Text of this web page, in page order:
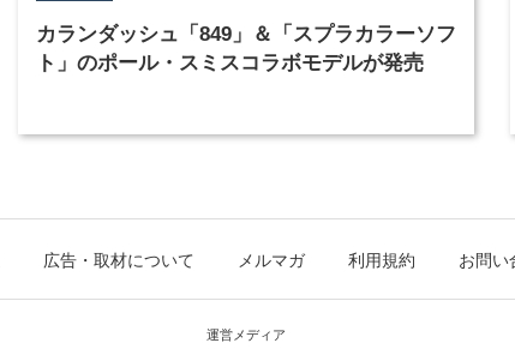
カランダッシュ「849」＆「スプラカラーソフ
ト」のポール・スミスコラボモデルが発売
広告・取材について メルマガ 利用規約 お問い
運営メディア